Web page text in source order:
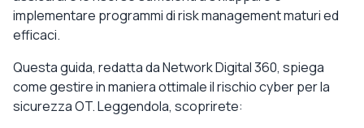
implementare programmi di risk management maturi ed
efficaci.
Questa guida, redatta da Network Digital 360, spiega
come gestire in maniera ottimale il rischio cyber per la
sicurezza OT. Leggendola, scoprirete: